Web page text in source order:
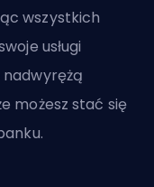
wszystkich
usługi
możesz stać się